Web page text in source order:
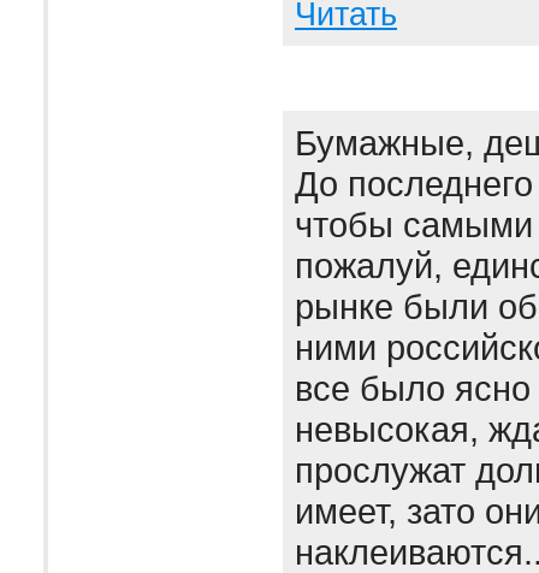
Читать
Бумажные,
До
чтобы
пожалуй,
рынке были
ними
все было
невысокая,
прослужат
имеет, зато